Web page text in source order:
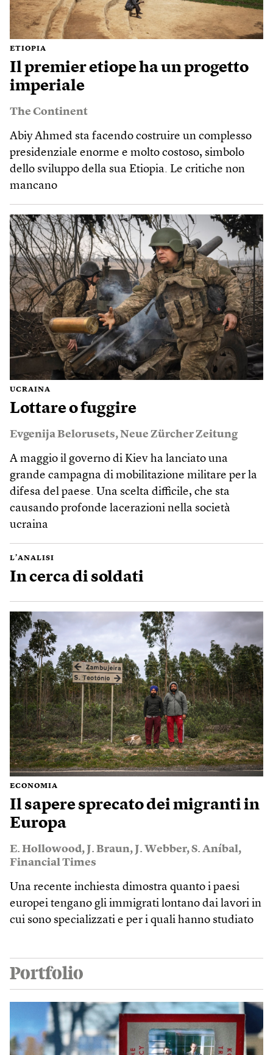
ETIOPIA
Il premier etiope ha un progetto
imperiale
The Continent
Abiy Ahmed sta facendo costruire un complesso
presidenziale enorme e molto costoso, simbolo
dello sviluppo della sua Etiopia. Le critiche non
mancano
UCRAINA
Lottare o fuggire
Evgenija Belorusets,Neue Zürcher Zeitung
A maggio il governo di Kiev ha lanciato una
grande campagna di mobilitazione militare per la
difesa del paese. Una scelta difficile, che sta
causando profonde lacerazioni nella società
ucraina
L’ANALISI
In cerca di soldati
ECONOMIA
Il sapere sprecato dei migranti in
Europa
E. Hollowood, J. Braun, J. Webber,S. Aníbal,
Financial Times
Una recente inchiesta dimostra quanto i paesi
europei tengano gli immigrati lontano dai lavori in
cui sono specializzati e per i quali hanno studiato
Portfolio